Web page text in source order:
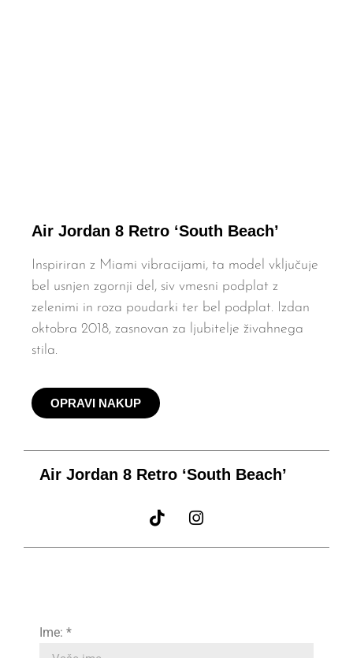
Air Jordan 8 Retro ‘South Beach’
Inspiriran z Miami vibracijami, ta model vključuje
bel usnjen zgornji del, siv vmesni podplat z
zelenimi in roza poudarki ter bel podplat. Izdan
oktobra 2018, zasnovan za ljubitelje živahnega
stila.
OPRAVI NAKUP
Air Jordan 8 Retro ‘South Beach’
Ime: *